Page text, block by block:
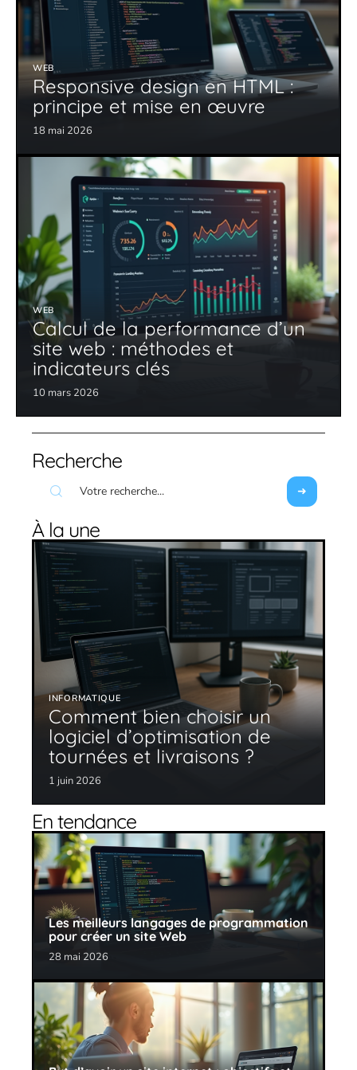
WEB
Responsive design en HTML :
principe et mise en œuvre
18 mai 2026
WEB
Calcul de la performance d’un
site web : méthodes et
indicateurs clés
10 mars 2026
Recherche
À la une
INFORMATIQUE
Comment bien choisir un
logiciel d’optimisation de
tournées et livraisons ?
1 juin 2026
En tendance
Les meilleurs langages de programmation
pour créer un site Web
28 mai 2026